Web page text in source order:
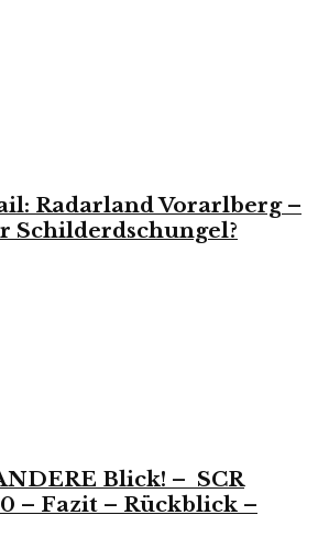
Radarland Vorarlberg –
Schilderdschungel?
Blick! – SCR
– Fazit – Rückblick –